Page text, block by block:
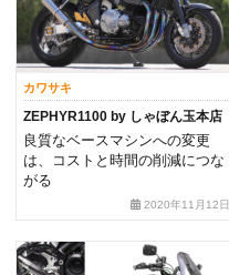
カワサキ
ZEPHYR1100 by しゃぼん玉本店
良質なベースマシンへの変更
は、コストと時間の削減につな
がる
2020年11月12日